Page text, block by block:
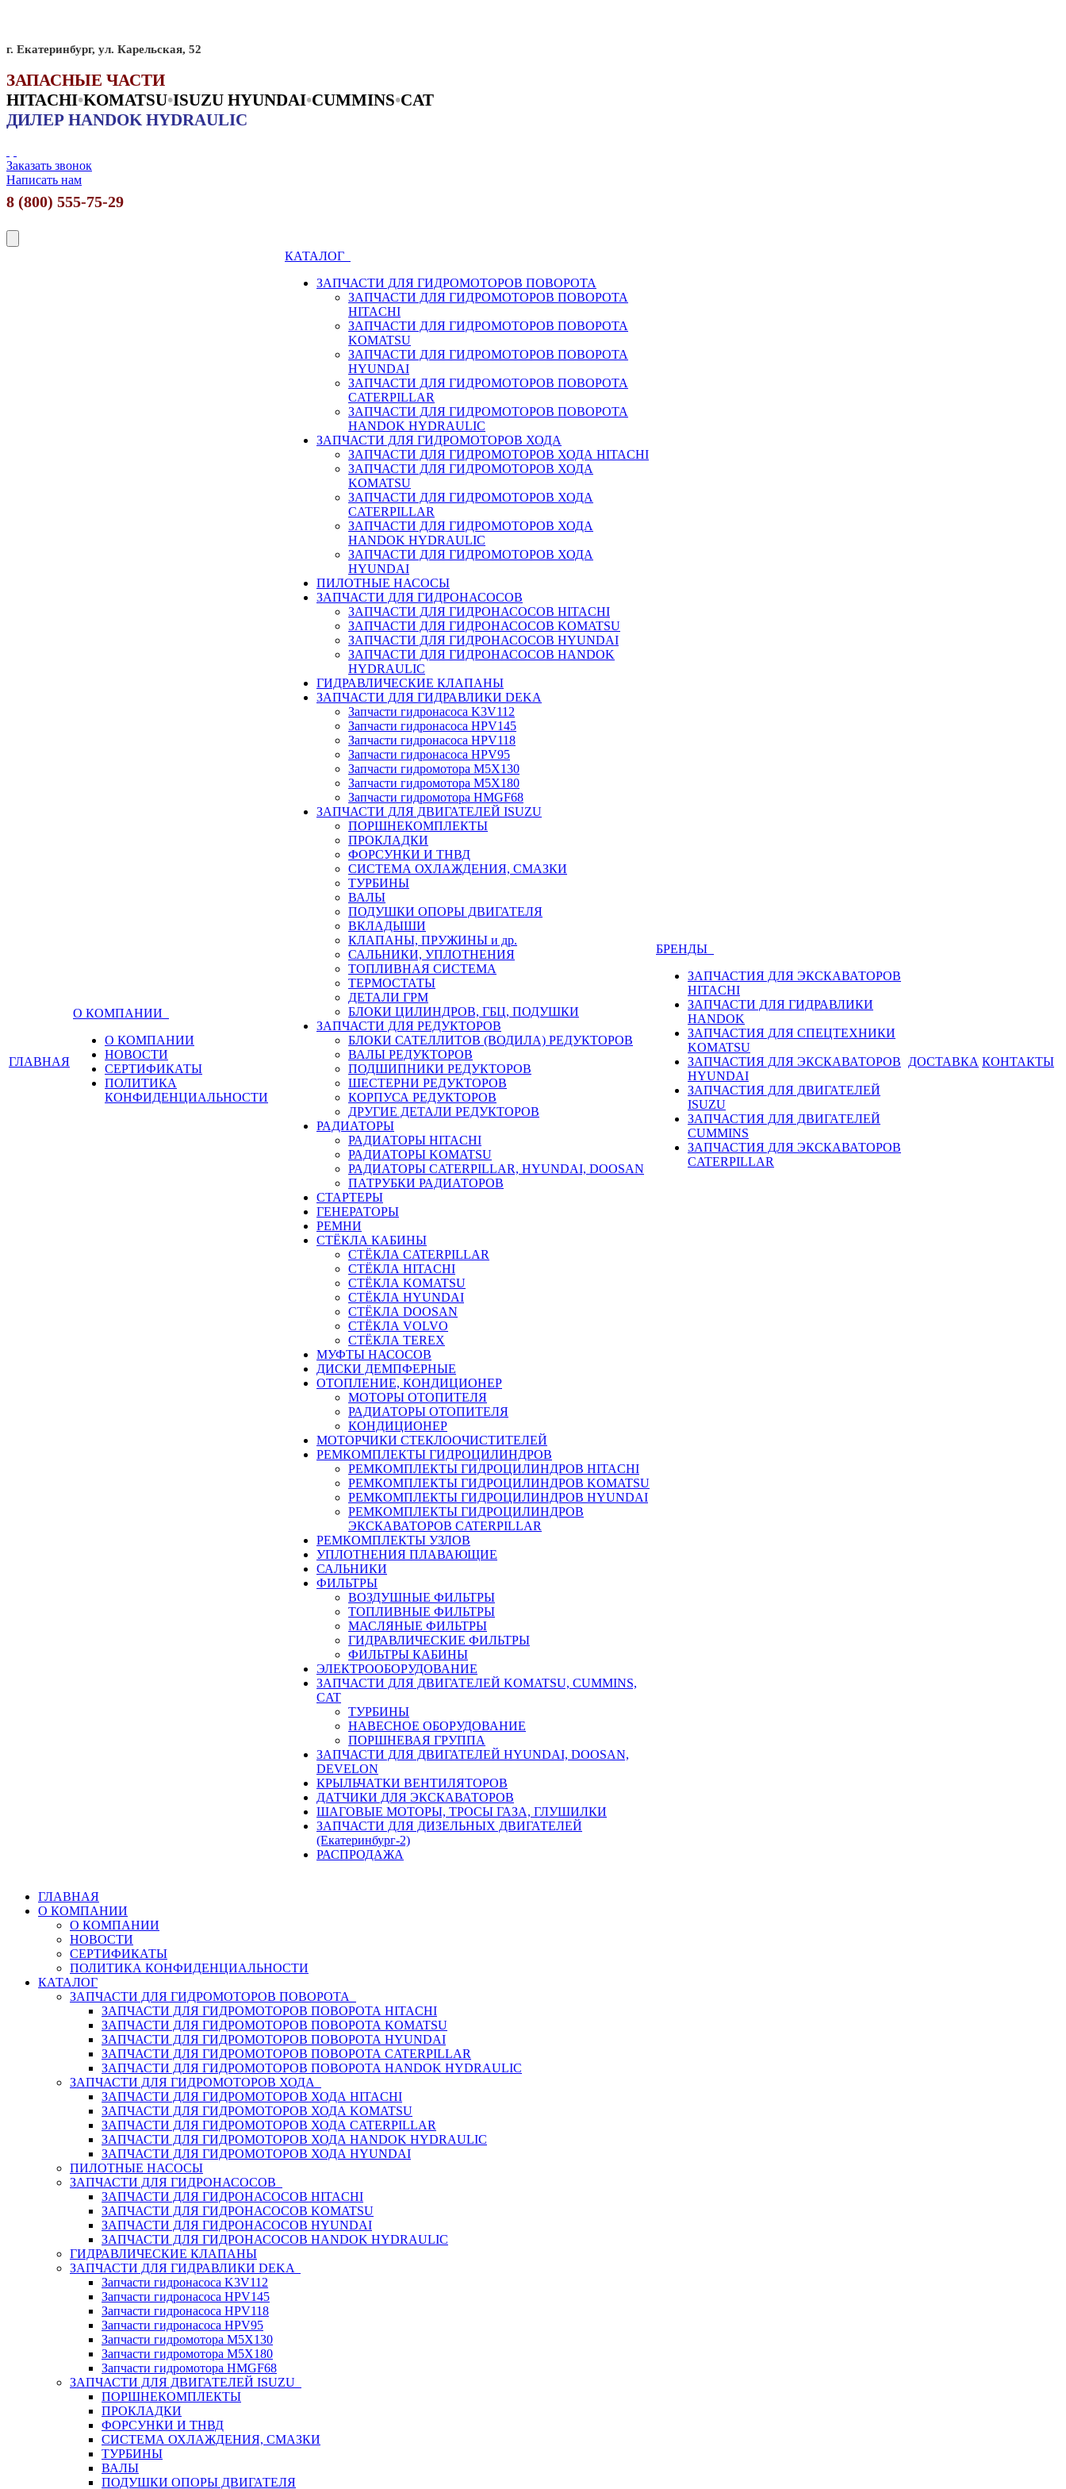
г. Екатеринбург, ул. Карельская, 52
ЗАПАСНЫЕ ЧАСТИ
HITACHI•KOMATSU•ISUZU HYUNDAI•CUMMINS•CAT
ДИЛЕР HANDOK HYDRAULIC
Заказать звонок
Написать нам
8 (800) 555-75-29
ГЛАВНАЯ
О КОМПАНИИ
О КОМПАНИИ
НОВОСТИ
СЕРТИФИКАТЫ
ПОЛИТИКА
КОНФИДЕНЦИАЛЬНОСТИ
КАТАЛОГ
ЗАПЧАСТИ ДЛЯ ГИДРОМОТОРОВ ПОВОРОТА
ЗАПЧАСТИ ДЛЯ ГИДРОМОТОРОВ ПОВОРОТА
HITACHI
ЗАПЧАСТИ ДЛЯ ГИДРОМОТОРОВ ПОВОРОТА
KOMATSU
ЗАПЧАСТИ ДЛЯ ГИДРОМОТОРОВ ПОВОРОТА
HYUNDAI
ЗАПЧАСТИ ДЛЯ ГИДРОМОТОРОВ ПОВОРОТА
CATERPILLAR
ЗАПЧАСТИ ДЛЯ ГИДРОМОТОРОВ ПОВОРОТА
HANDOK HYDRAULIC
ЗАПЧАСТИ ДЛЯ ГИДРОМОТОРОВ ХОДА
ЗАПЧАСТИ ДЛЯ ГИДРОМОТОРОВ ХОДА HITACHI
ЗАПЧАСТИ ДЛЯ ГИДРОМОТОРОВ ХОДА
KOMATSU
ЗАПЧАСТИ ДЛЯ ГИДРОМОТОРОВ ХОДА
CATERPILLAR
ЗАПЧАСТИ ДЛЯ ГИДРОМОТОРОВ ХОДА
HANDOK HYDRAULIC
ЗАПЧАСТИ ДЛЯ ГИДРОМОТОРОВ ХОДА
HYUNDAI
ПИЛОТНЫЕ НАСОСЫ
ЗАПЧАСТИ ДЛЯ ГИДРОНАСОСОВ
ЗАПЧАСТИ ДЛЯ ГИДРОНАСОСОВ HITACHI
ЗАПЧАСТИ ДЛЯ ГИДРОНАСОСОВ KOMATSU
ЗАПЧАСТИ ДЛЯ ГИДРОНАСОСОВ HYUNDAI
ЗАПЧАСТИ ДЛЯ ГИДРОНАСОСОВ HANDOK
HYDRAULIC
ГИДРАВЛИЧЕСКИЕ КЛАПАНЫ
ЗАПЧАСТИ ДЛЯ ГИДРАВЛИКИ DEKA
Запчасти гидронасоса K3V112
Запчасти гидронасоса HPV145
Запчасти гидронасоса HPV118
Запчасти гидронасоса HPV95
Запчасти гидромотора M5X130
Запчасти гидромотора M5X180
Запчасти гидромотора HMGF68
ЗАПЧАСТИ ДЛЯ ДВИГАТЕЛЕЙ ISUZU
ПОРШНЕКОМПЛЕКТЫ
ПРОКЛАДКИ
ФОРСУНКИ И ТНВД
СИСТЕМА ОХЛАЖДЕНИЯ, СМАЗКИ
ТУРБИНЫ
ВАЛЫ
ПОДУШКИ ОПОРЫ ДВИГАТЕЛЯ
ВКЛАДЫШИ
КЛАПАНЫ, ПРУЖИНЫ и др.
САЛЬНИКИ, УПЛОТНЕНИЯ
ТОПЛИВНАЯ СИСТЕМА
ТЕРМОСТАТЫ
ДЕТАЛИ ГРМ
БЛОКИ ЦИЛИНДРОВ, ГБЦ, ПОДУШКИ
ЗАПЧАСТИ ДЛЯ РЕДУКТОРОВ
БЛОКИ САТЕЛЛИТОВ (ВОДИЛА) РЕДУКТОРОВ
ВАЛЫ РЕДУКТОРОВ
ПОДШИПНИКИ РЕДУКТОРОВ
ШЕСТЕРНИ РЕДУКТОРОВ
КОРПУСА РЕДУКТОРОВ
ДРУГИЕ ДЕТАЛИ РЕДУКТОРОВ
РАДИАТОРЫ
РАДИАТОРЫ HITACHI
РАДИАТОРЫ KOMATSU
РАДИАТОРЫ CATERPILLAR, HYUNDAI, DOOSAN
ПАТРУБКИ РАДИАТОРОВ
СТАРТЕРЫ
ГЕНЕРАТОРЫ
РЕМНИ
СТЁКЛА КАБИНЫ
СТЁКЛА CATERPILLAR
СТЁКЛА HITACHI
СТЁКЛА KOMATSU
СТЁКЛА HYUNDAI
СТЁКЛА DOOSAN
СТЁКЛА VOLVO
СТЁКЛА TEREX
МУФТЫ НАСОСОВ
ДИСКИ ДЕМПФЕРНЫЕ
ОТОПЛЕНИЕ, КОНДИЦИОНЕР
МОТОРЫ ОТОПИТЕЛЯ
РАДИАТОРЫ ОТОПИТЕЛЯ
КОНДИЦИОНЕР
МОТОРЧИКИ СТЕКЛООЧИСТИТЕЛЕЙ
РЕМКОМПЛЕКТЫ ГИДРОЦИЛИНДРОВ
РЕМКОМПЛЕКТЫ ГИДРОЦИЛИНДРОВ HITACHI
РЕМКОМПЛЕКТЫ ГИДРОЦИЛИНДРОВ KOMATSU
РЕМКОМПЛЕКТЫ ГИДРОЦИЛИНДРОВ HYUNDAI
РЕМКОМПЛЕКТЫ ГИДРОЦИЛИНДРОВ
ЭКСКАВАТОРОВ CATERPILLAR
РЕМКОМПЛЕКТЫ УЗЛОВ
УПЛОТНЕНИЯ ПЛАВАЮЩИЕ
САЛЬНИКИ
ФИЛЬТРЫ
ВОЗДУШНЫЕ ФИЛЬТРЫ
ТОПЛИВНЫЕ ФИЛЬТРЫ
МАСЛЯНЫЕ ФИЛЬТРЫ
ГИДРАВЛИЧЕСКИЕ ФИЛЬТРЫ
ФИЛЬТРЫ КАБИНЫ
ЭЛЕКТРООБОРУДОВАНИЕ
ЗАПЧАСТИ ДЛЯ ДВИГАТЕЛЕЙ KOMATSU, CUMMINS,
CAT
ТУРБИНЫ
НАВЕСНОЕ ОБОРУДОВАНИЕ
ПОРШНЕВАЯ ГРУППА
ЗАПЧАСТИ ДЛЯ ДВИГАТЕЛЕЙ HYUNDAI, DOOSAN,
DEVELON
КРЫЛЬЧАТКИ ВЕНТИЛЯТОРОВ
ДАТЧИКИ ДЛЯ ЭКСКАВАТОРОВ
ШАГОВЫЕ МОТОРЫ, ТРОСЫ ГАЗА, ГЛУШИЛКИ
ЗАПЧАСТИ ДЛЯ ДИЗЕЛЬНЫХ ДВИГАТЕЛЕЙ
(Екатеринбург-2)
РАСПРОДАЖА
БРЕНДЫ
ЗАПЧАСТИЯ ДЛЯ ЭКСКАВАТОРОВ
HITACHI
ЗАПЧАСТИ ДЛЯ ГИДРАВЛИКИ
HANDOK
ЗАПЧАСТИЯ ДЛЯ СПЕЦТЕХНИКИ
KOMATSU
ЗАПЧАСТИЯ ДЛЯ ЭКСКАВАТОРОВ
HYUNDAI
ЗАПЧАСТИЯ ДЛЯ ДВИГАТЕЛЕЙ
ISUZU
ЗАПЧАСТИЯ ДЛЯ ДВИГАТЕЛЕЙ
CUMMINS
ЗАПЧАСТИЯ ДЛЯ ЭКСКАВАТОРОВ
CATERPILLAR
ДОСТАВКА КОНТАКТЫ
ГЛАВНАЯ
О КОМПАНИИ
О КОМПАНИИ
НОВОСТИ
СЕРТИФИКАТЫ
ПОЛИТИКА КОНФИДЕНЦИАЛЬНОСТИ
КАТАЛОГ
ЗАПЧАСТИ ДЛЯ ГИДРОМОТОРОВ ПОВОРОТА
ЗАПЧАСТИ ДЛЯ ГИДРОМОТОРОВ ПОВОРОТА HITACHI
ЗАПЧАСТИ ДЛЯ ГИДРОМОТОРОВ ПОВОРОТА KOMATSU
ЗАПЧАСТИ ДЛЯ ГИДРОМОТОРОВ ПОВОРОТА HYUNDAI
ЗАПЧАСТИ ДЛЯ ГИДРОМОТОРОВ ПОВОРОТА CATERPILLAR
ЗАПЧАСТИ ДЛЯ ГИДРОМОТОРОВ ПОВОРОТА HANDOK HYDRAULIC
ЗАПЧАСТИ ДЛЯ ГИДРОМОТОРОВ ХОДА
ЗАПЧАСТИ ДЛЯ ГИДРОМОТОРОВ ХОДА HITACHI
ЗАПЧАСТИ ДЛЯ ГИДРОМОТОРОВ ХОДА KOMATSU
ЗАПЧАСТИ ДЛЯ ГИДРОМОТОРОВ ХОДА CATERPILLAR
ЗАПЧАСТИ ДЛЯ ГИДРОМОТОРОВ ХОДА HANDOK HYDRAULIC
ЗАПЧАСТИ ДЛЯ ГИДРОМОТОРОВ ХОДА HYUNDAI
ПИЛОТНЫЕ НАСОСЫ
ЗАПЧАСТИ ДЛЯ ГИДРОНАСОСОВ
ЗАПЧАСТИ ДЛЯ ГИДРОНАСОСОВ HITACHI
ЗАПЧАСТИ ДЛЯ ГИДРОНАСОСОВ KOMATSU
ЗАПЧАСТИ ДЛЯ ГИДРОНАСОСОВ HYUNDAI
ЗАПЧАСТИ ДЛЯ ГИДРОНАСОСОВ HANDOK HYDRAULIC
ГИДРАВЛИЧЕСКИЕ КЛАПАНЫ
ЗАПЧАСТИ ДЛЯ ГИДРАВЛИКИ DEKA
Запчасти гидронасоса K3V112
Запчасти гидронасоса HPV145
Запчасти гидронасоса HPV118
Запчасти гидронасоса HPV95
Запчасти гидромотора M5X130
Запчасти гидромотора M5X180
Запчасти гидромотора HMGF68
ЗАПЧАСТИ ДЛЯ ДВИГАТЕЛЕЙ ISUZU
ПОРШНЕКОМПЛЕКТЫ
ПРОКЛАДКИ
ФОРСУНКИ И ТНВД
СИСТЕМА ОХЛАЖДЕНИЯ, СМАЗКИ
ТУРБИНЫ
ВАЛЫ
ПОДУШКИ ОПОРЫ ДВИГАТЕЛЯ